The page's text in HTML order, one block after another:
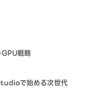
戦略
で始める次世代